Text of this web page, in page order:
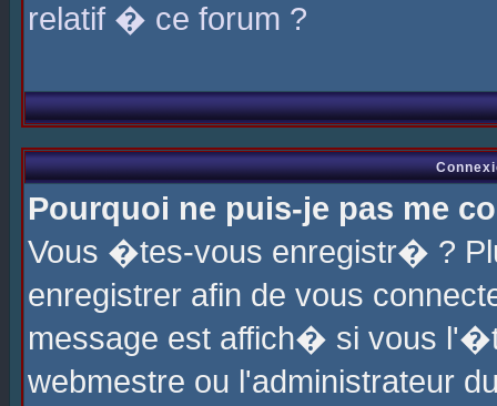
relatif � ce forum ?
Pourquoi ne puis-je pas me
Vous �tes-vous enregistr� ?
enregistrer afin de vous
message est affich� si vous
webmestre ou l'administrateur